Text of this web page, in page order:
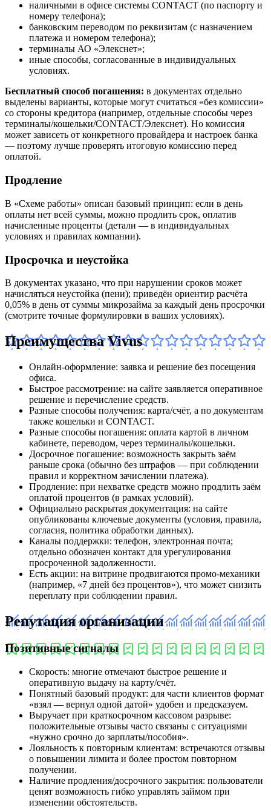
наличными в офисе системы CONTACT (по паспорту и
номеру телефона);
банковским переводом по реквизитам (с назначением
платежа и номером телефона);
терминалы АО «Элекснет»;
иные способы, согласованные в индивидуальных
условиях.
Бесплатный способ погашения: в документах отдельно
выделены варианты, которые могут считаться «без комиссии»
со стороны кредитора (например, отдельные способы через
терминалы/кошельки/CONTACT/Элекснет). Но комиссия
может зависеть от конкретного провайдера и настроек банка
— поэтому лучше проверять итоговую комиссию перед
оплатой.
Продление
В «Схеме работы» описан базовый принцип: если в день
оплаты нет всей суммы, можно продлить срок, оплатив
начисленные проценты (детали — в индивидуальных
условиях и правилах компании).
Просрочка и неустойка
В документах указано, что при нарушении сроков может
начисляться неустойка (пени); приведён ориентир расчёта
0,05% в день от суммы микрозайма за каждый день просрочки
(смотрите точные формулировки в ваших условиях).
Преимущества Vivus
Онлайн‑оформление: заявка и решение без посещения
офиса.
Быстрое рассмотрение: на сайте заявляется оперативное
решение и перечисление средств.
Разные способы получения: карта/счёт, а по документам
также кошельки и CONTACT.
Разные способы погашения: оплата картой в личном
кабинете, переводом, через терминалы/кошельки.
Досрочное погашение: возможность закрыть заём
раньше срока (обычно без штрафов — при соблюдении
правил и корректном зачислении платежа).
Продление: при нехватке средств можно продлить заём
оплатой процентов (в рамках условий).
Официально раскрытая документация: на сайте
опубликованы ключевые документы (условия, правила,
согласия, политика обработки данных).
Каналы поддержки: телефон, электронная почта;
отдельно обозначен контакт для урегулирования
просроченной задолженности.
Есть акции: на витрине продвигаются промо‑механики
(например, «7 дней без процентов»), что может снизить
переплату при соблюдении правил.
Репутация организации
Позитивные сигналы
Скорость: многие отмечают быстрое решение и
оперативную выдачу на карту/счёт.
Понятный базовый продукт: для части клиентов формат
«взял — вернул одной датой» удобен и предсказуем.
Выручает при краткосрочном кассовом разрыве:
положительные отзывы часто связаны с ситуациями
«нужно срочно до зарплаты/пособия».
Лояльность к повторным клиентам: встречаются отзывы
о повышении лимита и более простом повторном
получении.
Наличие продления/досрочного закрытия: пользователи
ценят возможность гибко управлять займом при
изменении обстоятельств.